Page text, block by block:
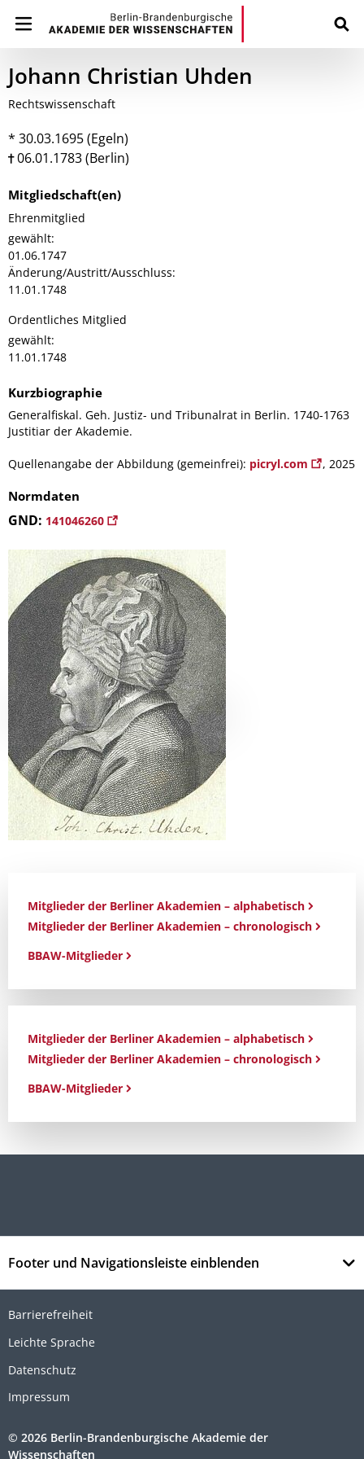
Johann Christian Uhden
Rechtswissenschaft
* 30.03.1695 (Egeln)
06.01.1783 (Berlin)
Mitgliedschaft(en)
Ehrenmitglied
gewählt:
01.06.1747
Änderung/Austritt/Ausschluss:
11.01.1748
Ordentliches Mitglied
gewählt:
11.01.1748
Kurzbiographie
Generalfiskal. Geh. Justiz- und Tribunalrat in Berlin. 1740-1763
Justitiar der Akademie.
Quellenangabe der Abbildung (gemeinfrei): picryl.com , 2025
Normdaten
GND: 141046260
Mitglieder der Berliner Akademien – alphabetisch
Mitglieder der Berliner Akademien – chronologisch
BBAW-Mitglieder
Mitglieder der Berliner Akademien – alphabetisch
Mitglieder der Berliner Akademien – chronologisch
BBAW-Mitglieder
Footer und Navigationsleiste einblenden
Barrierefreiheit
Leichte Sprache
Datenschutz
Impressum
© 2026 Berlin-Brandenburgische Akademie der
Wissenschaften